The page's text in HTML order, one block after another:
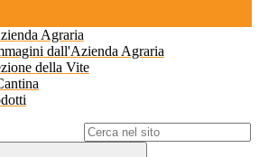
Agraria
dall'Azienda Agraria
della Vite